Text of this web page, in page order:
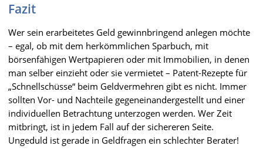
Fazit
Wer sein erarbeitetes Geld gewinnbringend anlegen möchte
– egal, ob mit dem herkömmlichen Sparbuch, mit
börsenfähigen Wertpapieren oder mit Immobilien, in denen
man selber einzieht oder sie vermietet – Patent-Rezepte für
„Schnellschüsse“ beim Geldvermehren gibt es nicht. Immer
sollten Vor- und Nachteile gegeneinandergestellt und einer
individuellen Betrachtung unterzogen werden. Wer Zeit
mitbringt, ist in jedem Fall auf der sichereren Seite.
Ungeduld ist gerade in Geldfragen ein schlechter Berater!